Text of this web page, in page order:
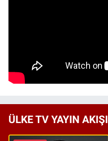
ÜLKE TV YAYIN AKIŞI